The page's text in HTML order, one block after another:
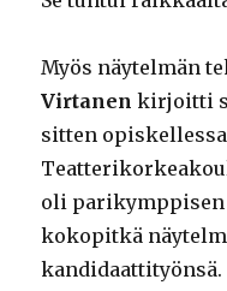
Myös näytelmän
Virtanen kirjoitti
sitten
oli parikymppisen
kokopitkä
kandidaattityönsä.